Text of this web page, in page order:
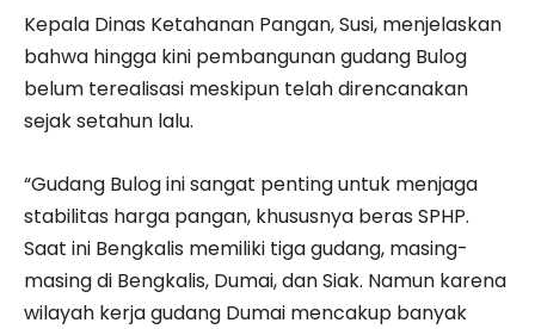
Kepala Dinas Ketahanan Pangan, Susi, menjelaskan
bahwa hingga kini pembangunan gudang Bulog
belum terealisasi meskipun telah direncanakan
sejak setahun lalu.
“Gudang Bulog ini sangat penting untuk menjaga
stabilitas harga pangan, khususnya beras SPHP.
Saat ini Bengkalis memiliki tiga gudang, masing-
masing di Bengkalis, Dumai, dan Siak. Namun karena
wilayah kerja gudang Dumai mencakup banyak